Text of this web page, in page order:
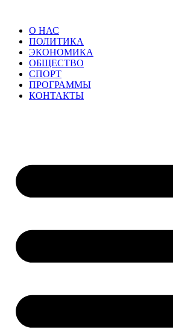
О НАС
ПОЛИТИКА
ЭКОНОМИКА
ОБЩЕСТВО
СПОРТ
ПРОГРАММЫ
КОНТАКТЫ